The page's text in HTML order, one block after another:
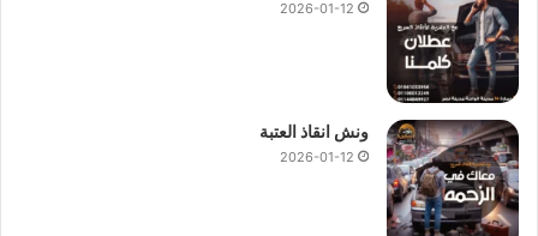
2026-01-12
ونش انقاذ العتبة
2026-01-12